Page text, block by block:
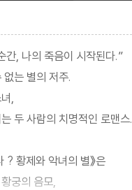
간, 나의 죽음이 시작된다.”
없는 별의 저주.
,
두 사람의 치명적인 로맨스.
? 황제와 악녀의 별》은
궁의 음모,